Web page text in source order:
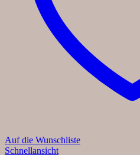
Auf die Wunschliste
Schnellansicht